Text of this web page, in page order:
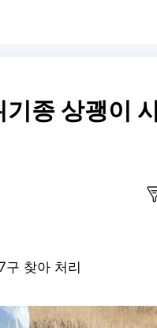
종 상괭이
구 찾아 처리